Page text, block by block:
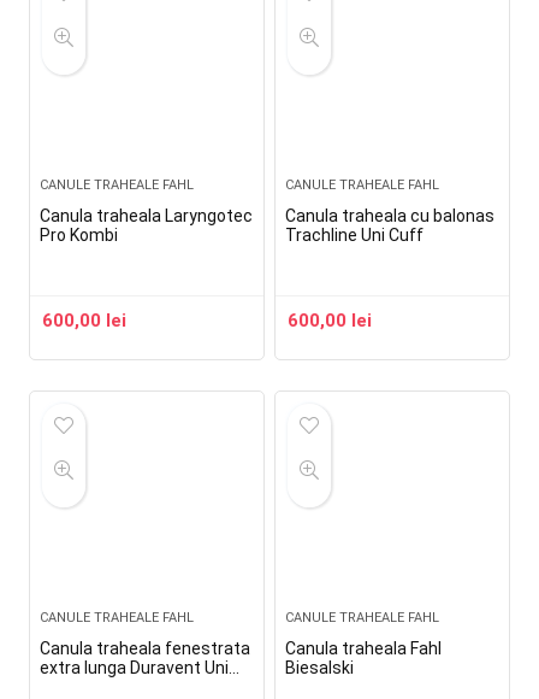
CANULE TRAHEALE FAHL
Canula traheala Laryngotec
Pro Kombi
600,00 lei
CANULE TRAHEALE FAHL
Canula traheala cu balonas
Trachline Uni Cuff
600,00 lei
CANULE TRAHEALE FAHL
Canula traheala fenestrata
extra lunga Duravent Uni
CANULE TRAHEALE FAHL
Canula traheala Fahl
Biesalski